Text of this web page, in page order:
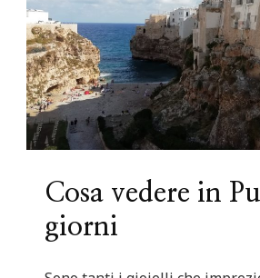
Cosa vedere in
giorni